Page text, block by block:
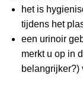
het is
tijdens het
een urinoir
merkt u op in
belangrijker?)